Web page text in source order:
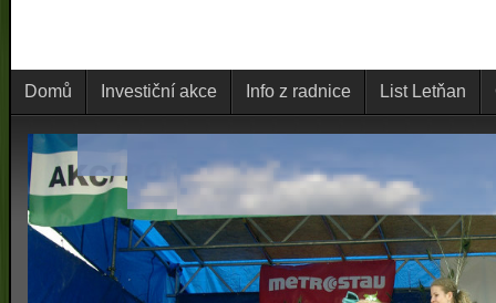
Domů Investiční akce Info z radnice List Letňan